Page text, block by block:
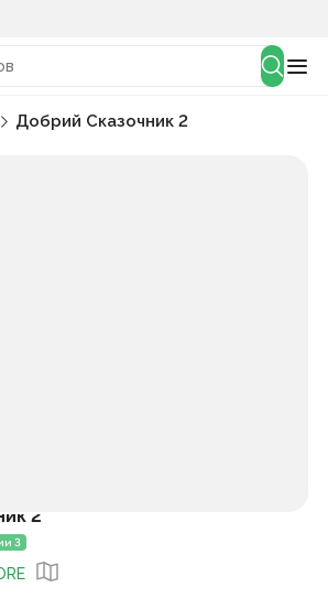
Добрий Сказочник 2
2
3